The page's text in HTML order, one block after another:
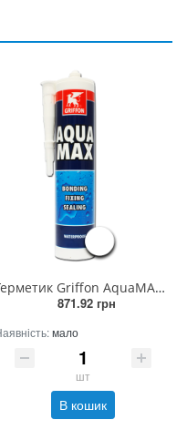
Герметик Griffon AquaMAX 425гр. (білий) (12шт уп)
871.92 грн
мало
шт
В кошик